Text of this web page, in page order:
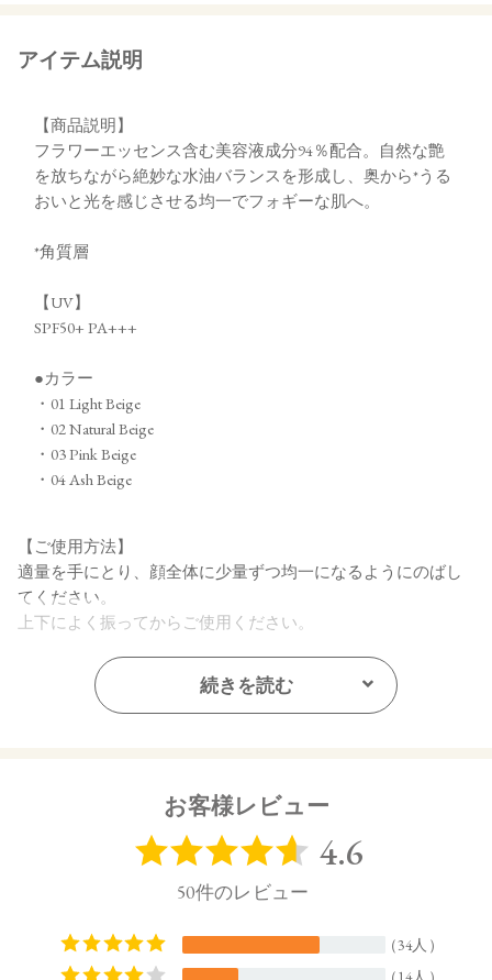
アイテム説明
【商品説明】
フラワーエッセンス含む美容液成分94％配合。自然な艶
を放ちながら絶妙な水油バランスを形成し、奥から*うる
おいと光を感じさせる均一でフォギーな肌へ。
*角質層
【UV】
SPF50+ PA+++
●カラー
・01 Light Beige
・02 Natural Beige
・03 Pink Beige
・04 Ash Beige
【ご使用方法】
適量を手にとり、顔全体に少量ずつ均一になるようにのばし
てください。
上下によく振ってからご使用ください。
【内容量】
水、ラウリン酸メチルヘプチル、酸化チタン、エタノール、
リン酸亜鉛、オプンチアフィクスインジカ種子油、ヒマワリ
アオイ花エキス、アカツメクサ花エキス、ハマナス花エキ
ンダー油、ベルガモット果皮油、ニオイテンジクアオイ油、
続きを読む
お客様レビュー